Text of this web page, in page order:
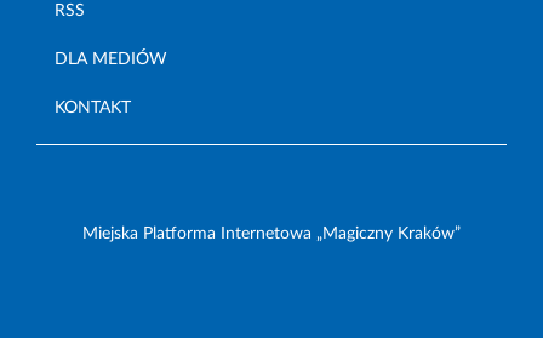
RSS
DLA MEDIÓW
KONTAKT
Miejska Platforma Internetowa „Magiczny Kraków”